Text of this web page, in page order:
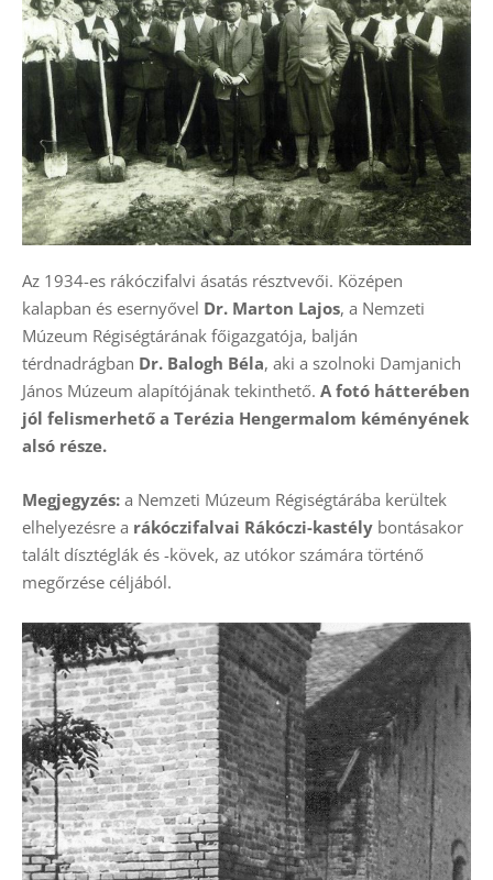
Az 1934-es rákóczifalvi ásatás résztvevői. Középen
kalapban és esernyővel Dr. Marton Lajos, a Nemzeti
Múzeum Régiségtárának főigazgatója, balján
térdnadrágban Dr. Balogh Béla, aki a szolnoki Damjanich
János Múzeum alapítójának tekinthető. A fotó hátterében
jól felismerhető a Terézia Hengermalom kéményének
alsó része.
Megjegyzés: a Nemzeti Múzeum Régiségtárába kerültek
elhelyezésre a rákóczifalvai Rákóczi-kastély bontásakor
talált dísztéglák és -kövek, az utókor számára történő
megőrzése céljából.